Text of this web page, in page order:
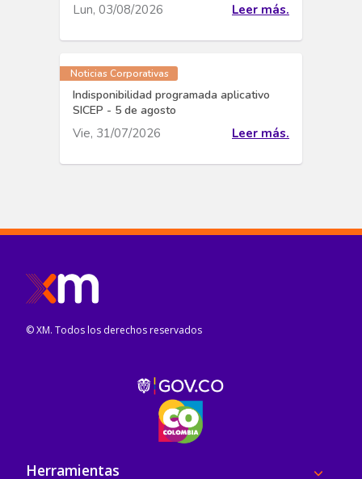
Lun, 03/08/2026 Leer más.
Noticias Corporativas
Indisponibilidad programada aplicativo
SICEP - 5 de agosto
Vie, 31/07/2026 Leer más.
© XM. Todos los derechos reservados
Pie de página
Herramientas